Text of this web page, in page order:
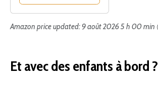
Amazon price updated:9 août 2026 5 h 00 min
Et avec des enfants à bord ?